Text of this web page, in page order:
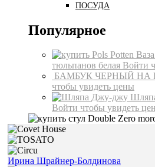
ПОСУДА
Популярное
тюльпанов белая Войти
БАМБУК ЧЕРНЫЙ НА
чтобы увидеть цены
Войти чтобы увидеть
Ирина Шрайнер-Болдинова